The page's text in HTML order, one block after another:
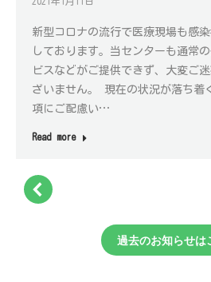
新型コロナの流行で医療現場も感
しております。当センターも通常
ビスなどがご提供できず、大変ご
ざいません。 現在の状況が落ち着
項にご配慮い…
Read more
過去のお知らせは